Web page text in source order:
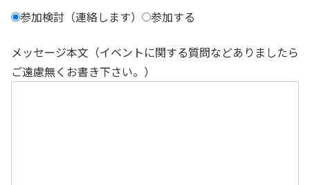
参加検討（連絡します） 参加する
メッセージ本文（イベントに関する質問などありましたら
ご遠慮無くお書き下さい。）